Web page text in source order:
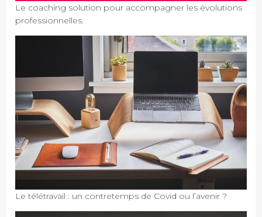
Le coaching solution pour accompagner les évolutions
professionnelles.
Le télétravail : un contretemps de Covid ou l’avenir ?